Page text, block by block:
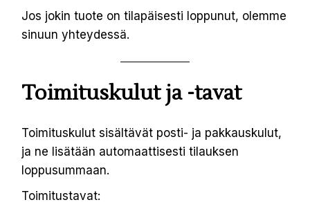
Jos jokin tuote on tilapäisesti loppunut, olemme
sinuun yhteydessä.
Toimituskulut ja -tavat
Toimituskulut sisältävät posti- ja pakkauskulut,
ja ne lisätään automaattisesti tilauksen
loppusummaan.
Toimitustavat: